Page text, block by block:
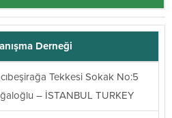
Derneği
Tekkesi Sokak No:5
– İSTANBUL TURKEY